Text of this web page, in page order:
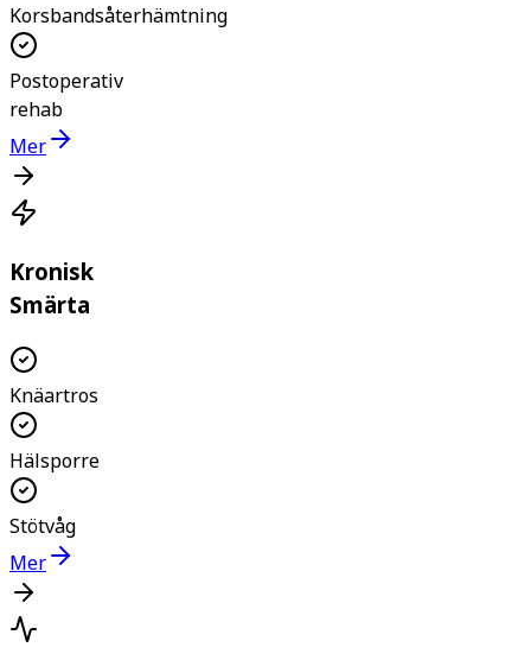
Korsbandsåterhämtning
Postoperativ
rehab
Mer
Kronisk
Smärta
Knäartros
Hälsporre
Stötvåg
Mer